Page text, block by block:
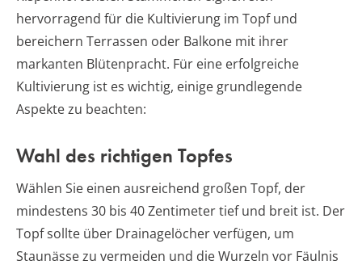
hervorragend für die Kultivierung im Topf und
bereichern Terrassen oder Balkone mit ihrer
markanten Blütenpracht. Für eine erfolgreiche
Kultivierung ist es wichtig, einige grundlegende
Aspekte zu beachten:
Wahl des richtigen Topfes
Wählen Sie einen ausreichend großen Topf, der
mindestens 30 bis 40 Zentimeter tief und breit ist. Der
Topf sollte über Drainagelöcher verfügen, um
Staunässe zu vermeiden und die Wurzeln vor Fäulnis